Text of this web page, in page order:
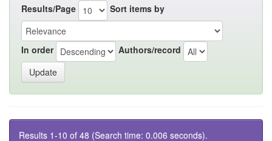
Results/Page Sort items by
In order Authors/record
Results 1-10 of 48 (Search time: 0.006 seconds).